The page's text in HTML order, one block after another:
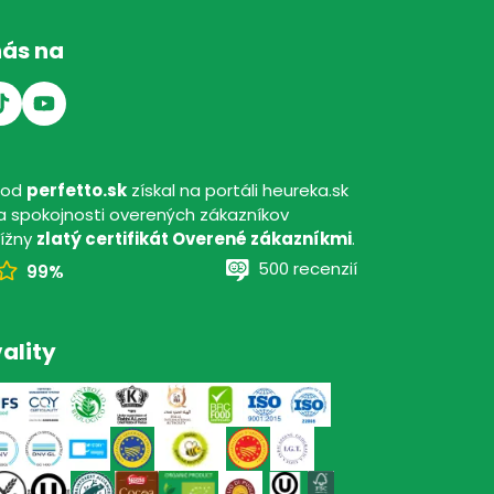
na
perfetto.skzískal na portáli heureka.sk
spokojnosti overených zákazníkov
zlatý certifikát Overené zákazníkmi.
99%
500 recenzií